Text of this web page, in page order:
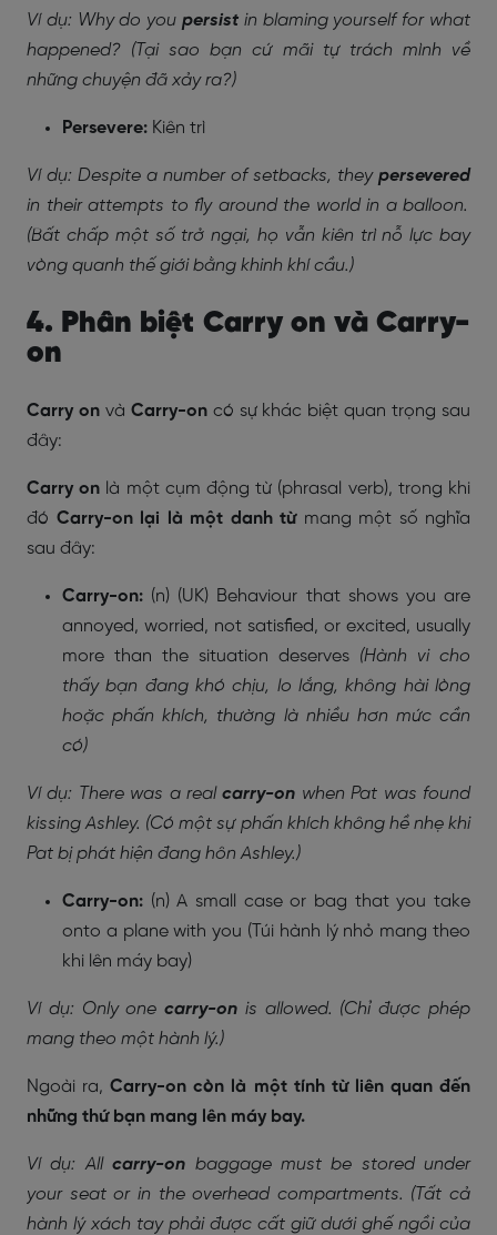
Ví dụ: Why do you persist in blaming yourself for what
happened? (Tại sao bạn cứ mãi tự trách mình về
những chuyện đã xảy ra?)
Persevere: Kiên trì
Ví dụ: Despite a number of setbacks, they persevered
in their attempts to fly around the world in a balloon.
(Bất chấp một số trở ngại, họ vẫn kiên trì nỗ lực bay
vòng quanh thế giới bằng khinh khí cầu.)
4. Phân biệt Carry on và Carry-
on
Carry onvà Carry-oncó sự khác biệt quan trọng sau
đây:
Carry on là một cụm động từ (phrasal verb), trong khi
đó Carry-on lại là một danh từmang một số nghĩa
sau đây:
Carry-on: (n) (UK) Behaviour that shows you are
annoyed, worried, not satisfied, or excited, usually
more than the situation deserves (Hành vi cho
thấy bạn đang khó chịu, lo lắng, không hài lòng
hoặc phấn khích, thường là nhiều hơn mức cần
có)
Ví dụ: There was a realcarry-on when Pat was found
kissing Ashley. (Có một sự phấn khích không hề nhẹ khi
Pat bị phát hiện đang hôn Ashley.)
Carry-on: (n) A small case or bag that you take
onto a plane with you (Túi hành lý nhỏ mang theo
khi lên máy bay)
Ví dụ: Only onecarry-on is allowed. (Chỉ được phép
mang theo một hành lý.)
Ngoài ra, Carry-on còn là một tính từ liên quan đến
những thứ bạn mang lên máy bay.
Ví dụ: Allcarry-on baggage must be stored under
your seat or in the overhead compartments. (Tất cả
hành lý xách tay phải được cất giữ dưới ghế ngồi của